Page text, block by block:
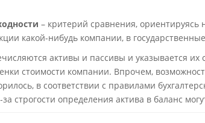
– критерий сравнения,
какой-нибудь компании, в
активы и пассивы и указывается
стоимости компании. Впрочем,
в соответствии с правилами
строгости определения актива в баланс